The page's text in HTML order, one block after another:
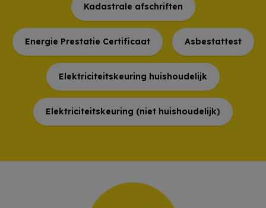
Kadastrale afschriften
Energie Prestatie Certificaat Asbestattest
Elektriciteitskeuring huishoudelijk
Elektriciteitskeuring (niet huishoudelijk)